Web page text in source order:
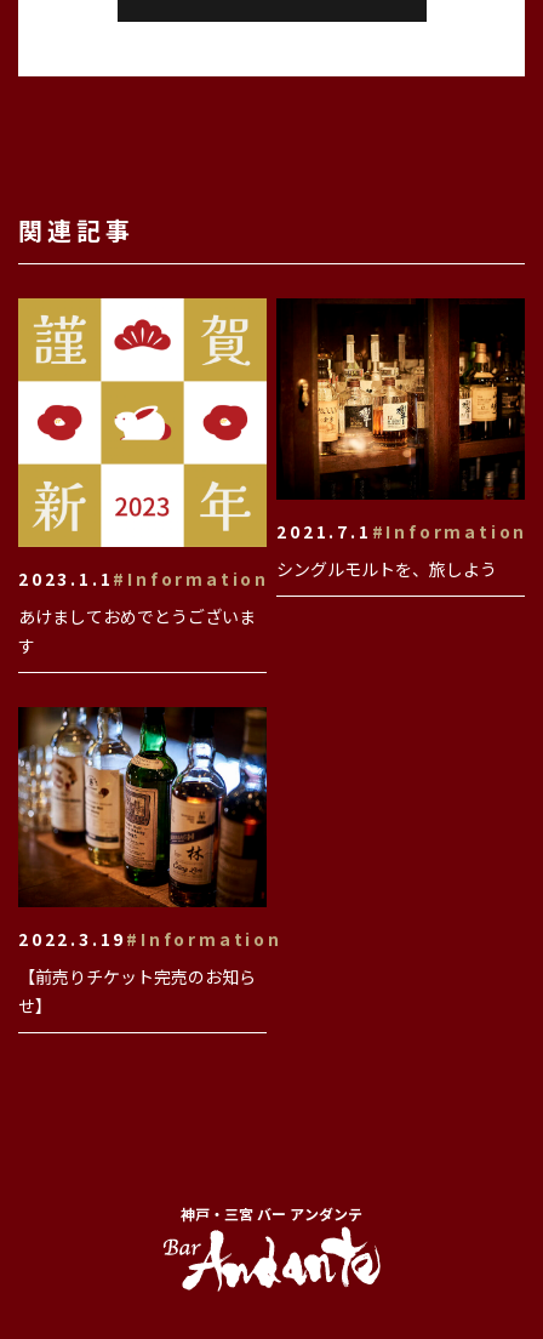
関連記事
2023.1.1 #Information
あけましておめでとうございま
す
2021.7.1 #Information
シングルモルトを、旅しよう
2022.3.19 #Information
【前売りチケット完売のお知ら
せ】
神戸・三宮 バー アンダンテ